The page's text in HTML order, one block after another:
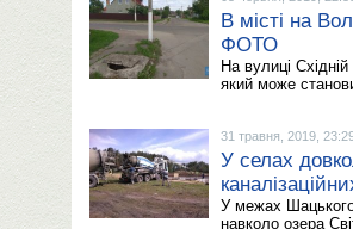
В місті на
ФОТО
На вулиці
який може
31 травня, 2019,
У селах
У межах Шацького
навколо озера